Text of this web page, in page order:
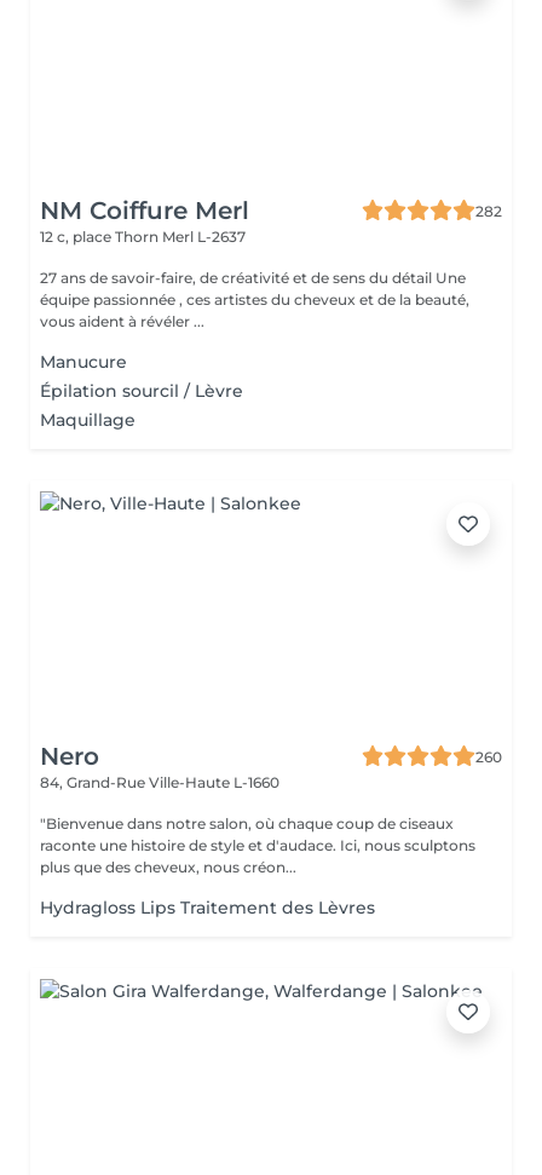
NM Coiffure Merl
282
12 c, place Thorn Merl L-2637
27 ans de savoir-faire, de créativité et de sens du détail Une
équipe passionnée , ces artistes du cheveux et de la beauté,
vous aident à révéler ...
Manucure
Épilation sourcil / Lèvre
Maquillage
Nero
260
84, Grand-Rue Ville-Haute L-1660
"Bienvenue dans notre salon, où chaque coup de ciseaux
raconte une histoire de style et d'audace. Ici, nous sculptons
plus que des cheveux, nous créon...
Hydragloss Lips Traitement des Lèvres